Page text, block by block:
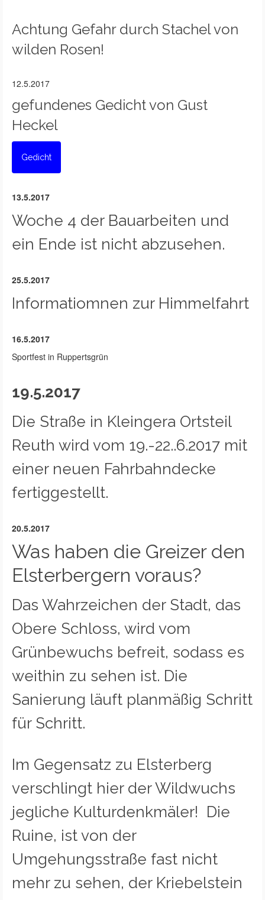
Achtung Gefahr durch Stachel von
wilden Rosen!
12.5.2017
gefundenes Gedicht von Gust
Heckel
Gedicht
13.5.2017
Woche 4 der Bauarbeiten und
ein Ende ist nicht abzusehen.
25.5.2017
Informatiomnen zur Himmelfahrt
16.5.2017
Sportfest in Ruppertsgrün
19.5.2017
Die Straße in Kleingera Ortsteil
Reuth wird vom 19.-22..6.2017 mit
einer neuen Fahrbahndecke
fertiggestellt.
20.5.2017
Was haben die Greizer den
Elsterbergern voraus?
Das Wahrzeichen der Stadt, das
Obere Schloss, wird vom
Grünbewuchs befreit, sodass es
weithin zu sehen ist. Die
Sanierung läuft planmäßig Schritt
für Schritt.
Im Gegensatz zu Elsterberg
verschlingt hier der Wildwuchs
jegliche Kulturdenkmäler! Die
Ruine, ist von der
Umgehungsstraße fast nicht
mehr zu sehen, der Kriebelstein